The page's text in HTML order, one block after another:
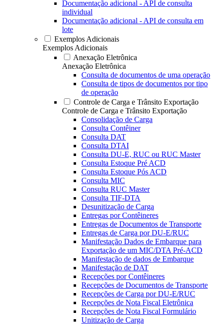
Documentação adicional - API de consulta
individual
Documentação adicional - API de consulta em
lote
Exemplos Adicionais
Exemplos Adicionais
Anexação Eletrônica
Anexação Eletrônica
Consulta de documentos de uma operação
Consulta de tipos de documentos por tipo
de operação
Controle de Carga e Trânsito Exportação
Controle de Carga e Trânsito Exportação
Consolidação de Carga
Consulta Contêiner
Consulta DAT
Consulta DTAI
Consulta DU-E, RUC ou RUC Master
Consulta Estoque Pré ACD
Consulta Estoque Pós ACD
Consulta MIC
Consulta RUC Master
Consulta TIF-DTA
Desunitização de Carga
Entregas por Contêineres
Entregas de Documentos de Transporte
Entregas de Carga por DU-E/RUC
Manifestação Dados de Embarque para
Exportação de um MIC/DTA Pré-ACD
Manifestação de dados de Embarque
Manifestação de DAT
Recepções por Contêineres
Recepções de Documentos de Transporte
Recepções de Carga por DU-E/RUC
Recepções de Nota Fiscal Eletrônica
Recepções de Nota Fiscal Formulário
Unitização de Carga